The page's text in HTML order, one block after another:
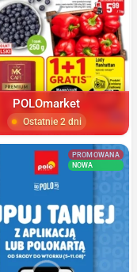
POLOmarket
Ostatnie 2 dni
PROMOWANA
NOWA